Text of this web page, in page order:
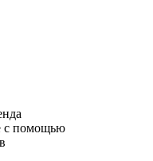
с помощью